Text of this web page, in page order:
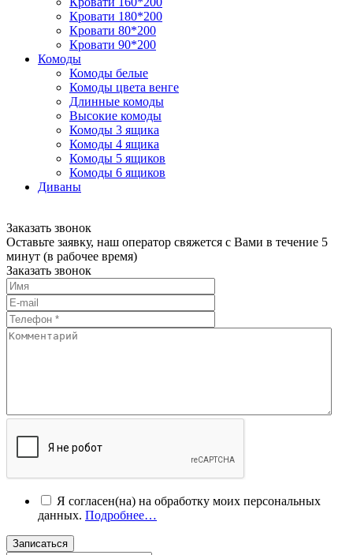
Кровати 180*200
Кровати 80*200
Кровати 90*200
Комоды
Комоды белые
Комоды цвета венге
Длинные комоды
Высокие комоды
Комоды 3 ящика
Комоды 4 ящика
Комоды 5 ящиков
Комоды 6 ящиков
Диваны
Заказать звонок
Оставьте заявку, наш оператор свяжется с Вами в течение 5
минут (в рабочее время)
Заказать звонок
Я согласен(на) на обработку моих персональных
данных. Подробнее…
Записаться